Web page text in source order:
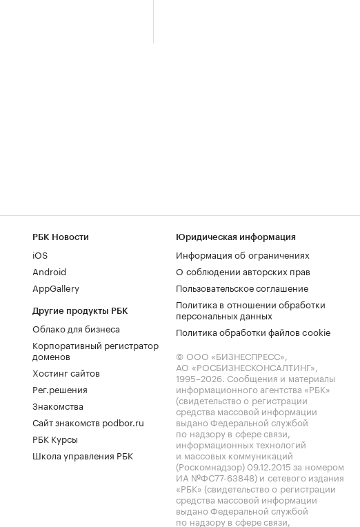
РБК Новости
iOS
Android
AppGallery
Другие продукты РБК
Облако для бизнеса
Корпоративный регистратор
доменов
Хостинг сайтов
Рег.решения
Знакомства
Сайт знакомств podbor.ru
РБК Курсы
Школа управления РБК
Юридическая информация
Информация об ограничениях
О соблюдении авторских прав
Пользовательское соглашение
Политика в отношении обработки
персональных данных
Политика обработки файлов cookie
© ООО «БИЗНЕСПРЕСС»,
АО «РОСБИЗНЕСКОНСАЛТИНГ»,
1995–2026. Сообщения и материалы
информационного агентства «РБК»
(свидетельство о регистрации
средства массовой информации
выдано Федеральной службой
по надзору в сфере связи,
информационных технологий
и массовых коммуникаций
(Роскомнадзор) 09.12.2015 за номером
ИА №ФС77-63848) и сетевого издания
«РБК» (свидетельство о регистрации
средства массовой информации
выдано Федеральной службой
по надзору в сфере связи,